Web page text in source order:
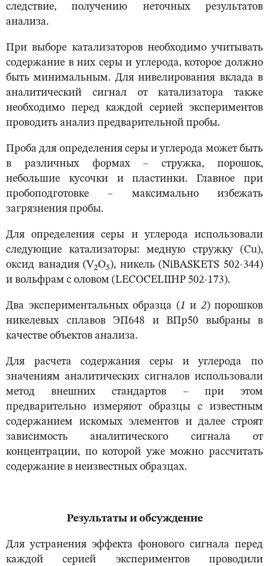
следствие, получению неточных результатов
анализа.
При выборе катализаторов необходимо учитывать
содержание в них серы и углерода, которое должно
быть минимальным. Для нивелирования вклада в
аналитический сигнал от катализатора также
необходимо перед каждой серией экспериментов
проводить анализ предварительной пробы.
Проба для определения серы и углерода может быть
в различных формах – стружка, порошок,
небольшие кусочки и пластинки. Главное при
пробоподготовке – максимально избежать
загрязнения пробы.
Для определения серы и углерода использовали
следующие катализаторы: медную стружку (Cu),
оксид ванадия (V2O5), никель (NiBASKETS 502-344)
и вольфрам с оловом (LECOCELIIHP 502-173).
Два экспериментальных образца (1 и 2) порошков
никелевых сплавов ЭП648 и ВПр50 выбраны в
качестве объектов анализа.
Для расчета содержания серы и углерода по
значениям аналитических сигналов использовали
метод внешних стандартов – при этом
предварительно измеряют образцы с известным
содержанием искомых элементов и далее строят
зависимость аналитического сигнала от
концентрации, по которой уже можно рассчитать
содержание в неизвестных образцах.
Результаты и обсуждение
Для устранения эффекта фонового сигнала перед
каждой серией экспериментов проводили